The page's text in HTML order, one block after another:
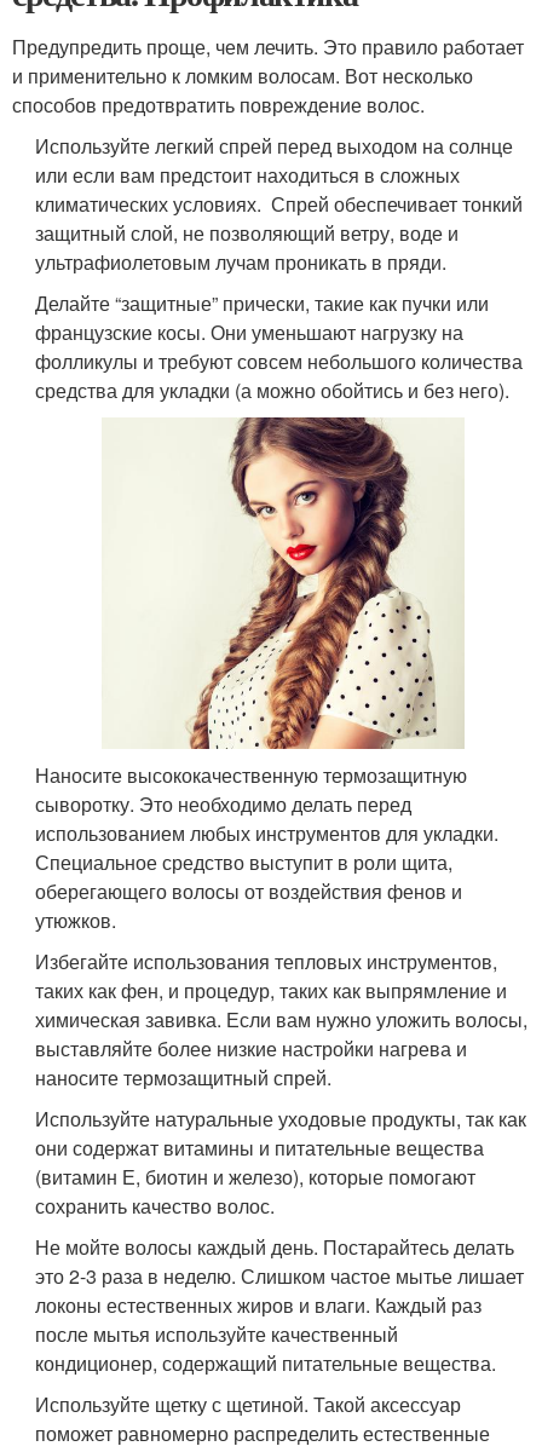
Предупредить проще, чем лечить. Это правило работает
и применительно к ломким волосам. Вот несколько
способов предотвратить повреждение волос.
Используйте легкий спрей перед выходом на солнце
или если вам предстоит находиться в сложных
климатических условиях. Спрей обеспечивает тонкий
защитный слой, не позволяющий ветру, воде и
ультрафиолетовым лучам проникать в пряди.
Делайте “защитные” прически, такие как пучки или
французские косы. Они уменьшают нагрузку на
фолликулы и требуют совсем небольшого количества
средства для укладки (а можно обойтись и без него).
Наносите высококачественную термозащитную
сыворотку. Это необходимо делать перед
использованием любых инструментов для укладки.
Специальное средство выступит в роли щита,
оберегающего волосы от воздействия фенов и
утюжков.
Избегайте использования тепловых инструментов,
таких как фен, и процедур, таких как выпрямление и
химическая завивка. Если вам нужно уложить волосы,
выставляйте более низкие настройки нагрева и
наносите термозащитный спрей.
Используйте натуральные уходовые продукты, так как
они содержат витамины и питательные вещества
(витамин Е, биотин и железо), которые помогают
сохранить качество волос.
Не мойте волосы каждый день. Постарайтесь делать
это 2-3 раза в неделю. Слишком частое мытье лишает
локоны естественных жиров и влаги. Каждый раз
после мытья используйте качественный
кондиционер, содержащий питательные вещества.
Используйте щетку с щетиной. Такой аксессуар
поможет равномерно распределить естественные